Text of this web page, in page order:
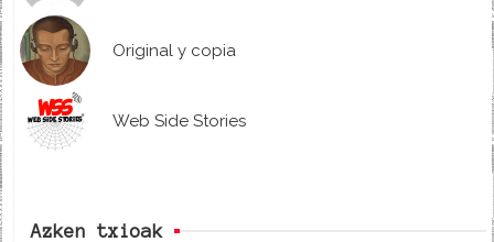
Original y copia
Web Side Stories
Azken txioak